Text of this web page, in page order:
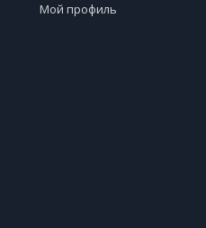
Мой профиль